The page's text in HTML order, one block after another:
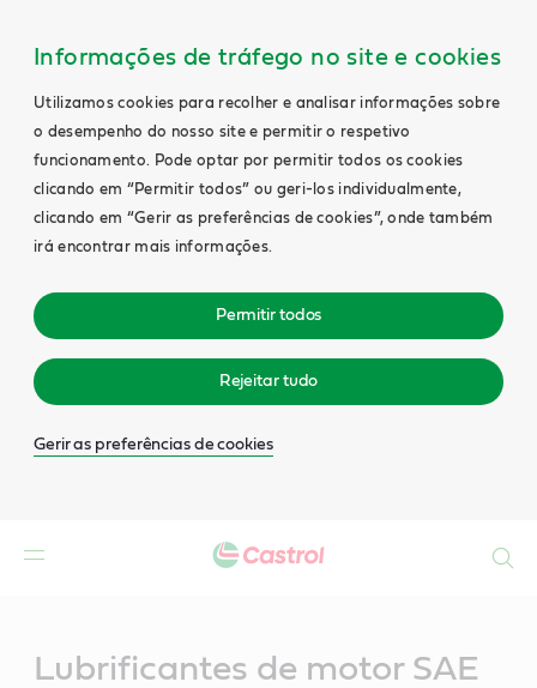
Informações de tráfego no site e cookies
Utilizamos cookies para recolher e analisar informações sobre
o desempenho do nosso site e permitir o respetivo
funcionamento. Pode optar por permitir todos os cookies
clicando em “Permitir todos” ou geri-los individualmente,
clicando em “Gerir as preferências de cookies”, onde também
irá encontrar mais informações.
Permitir todos
Rejeitar tudo
Gerir as preferências de cookies
Lubrificantes de motor SAE